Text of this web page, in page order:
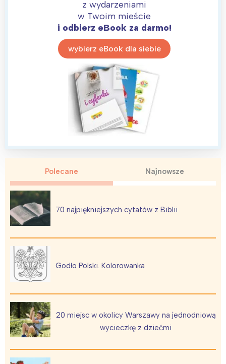
z wydarzeniami
w Twoim mieście
i odbierz eBook za darmo!
wybierz eBook dla siebie
Polecane Najnowsze
70 najpiękniejszych cytatów z Biblii
Godło Polski. Kolorowanka
20 miejsc w okolicy Warszawy na jednodniową
wycieczkę z dziećmi
tego regionu:
Warszawa
Łódź
Poznań
Wrocław
Kraków
Wszystkie
Wybieram